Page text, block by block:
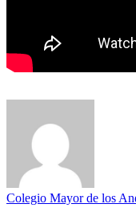
Colegio Mayor de los